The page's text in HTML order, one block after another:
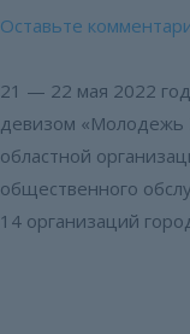
Оставьте
21 — 22 мая 2022
девизом
областной
общественного
14 организаций